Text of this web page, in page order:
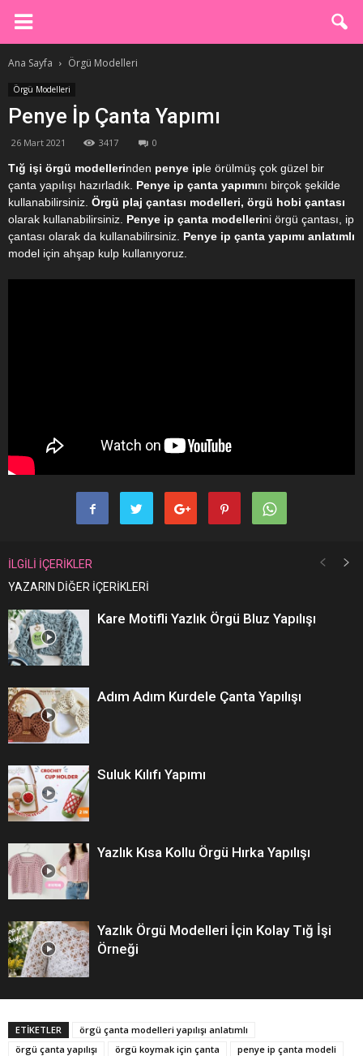
Ana Sayfa Örgü Modelleri
Örgü Modelleri
Penye İp Çanta Yapımı
26 Mart 2021 3417 0
Tığ işi örgü modellerinden penye iple örülmüş çok güzel bir
çanta yapılışı hazırladık. Penye ip çanta yapımını birçok şekilde
kullanabilirsiniz. Örgü plaj çantası modelleri, örgü hobi çantası
olarak kullanabilirsiniz. Penye ip çanta modellerini örgü çantası, ip
çantası olarak da kullanabilirsiniz. Penye ip çanta yapımı anlatımlı
model için ahşap kulp kullanıyoruz.
İLGİLİ İÇERİKLER
YAZARIN DİĞER İÇERİKLERİ
Kare Motifli Yazlık Örgü Bluz Yapılışı
Adım Adım Kurdele Çanta Yapılışı
Suluk Kılıfı Yapımı
Yazlık Kısa Kollu Örgü Hırka Yapılışı
Yazlık Örgü Modelleri İçin Kolay Tığ İşi
Örneği
ETİKETLER
örgü çanta modelleri yapılışı anlatımlı
örgü çanta yapılışı
örgü koymak için çanta
penye ip çanta modeli